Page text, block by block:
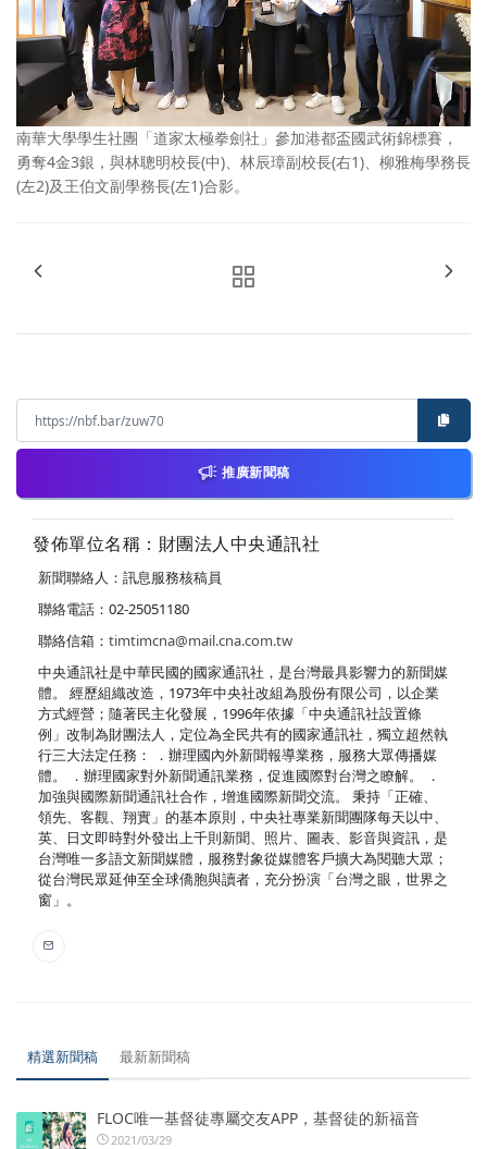
南華大學學生社團「道家太極拳劍社」參加港都盃國武術錦標賽，
勇奪4金3銀，與林聰明校長(中)、林辰璋副校長(右1)、柳雅梅學務長
(左2)及王伯文副學務長(左1)合影。
推廣新聞稿
發佈單位名稱：財團法人中央通訊社
新聞聯絡人：訊息服務核稿員
聯絡電話：02-25051180
聯絡信箱： timtimcna@mail.cna.com.tw
中央通訊社是中華民國的國家通訊社，是台灣最具影響力的新聞媒
體。 經歷組織改造，1973年中央社改組為股份有限公司，以企業
方式經營；隨著民主化發展，1996年依據「中央通訊社設置條
例」改制為財團法人，定位為全民共有的國家通訊社，獨立超然執
行三大法定任務： ．辦理國內外新聞報導業務，服務大眾傳播媒
體。 ．辦理國家對外新聞通訊業務，促進國際對台灣之瞭解。 ．
加強與國際新聞通訊社合作，增進國際新聞交流。 秉持「正確、
領先、客觀、翔實」的基本原則，中央社專業新聞團隊每天以中、
英、日文即時對外發出上千則新聞、照片、圖表、影音與資訊，是
台灣唯一多語文新聞媒體，服務對象從媒體客戶擴大為閱聽大眾；
從台灣民眾延伸至全球僑胞與讀者，充分扮演「台灣之眼，世界之
窗」。
精選新聞稿 最新新聞稿
FLOC唯一基督徒專屬交友APP，基督徒的新福音
2021/03/29